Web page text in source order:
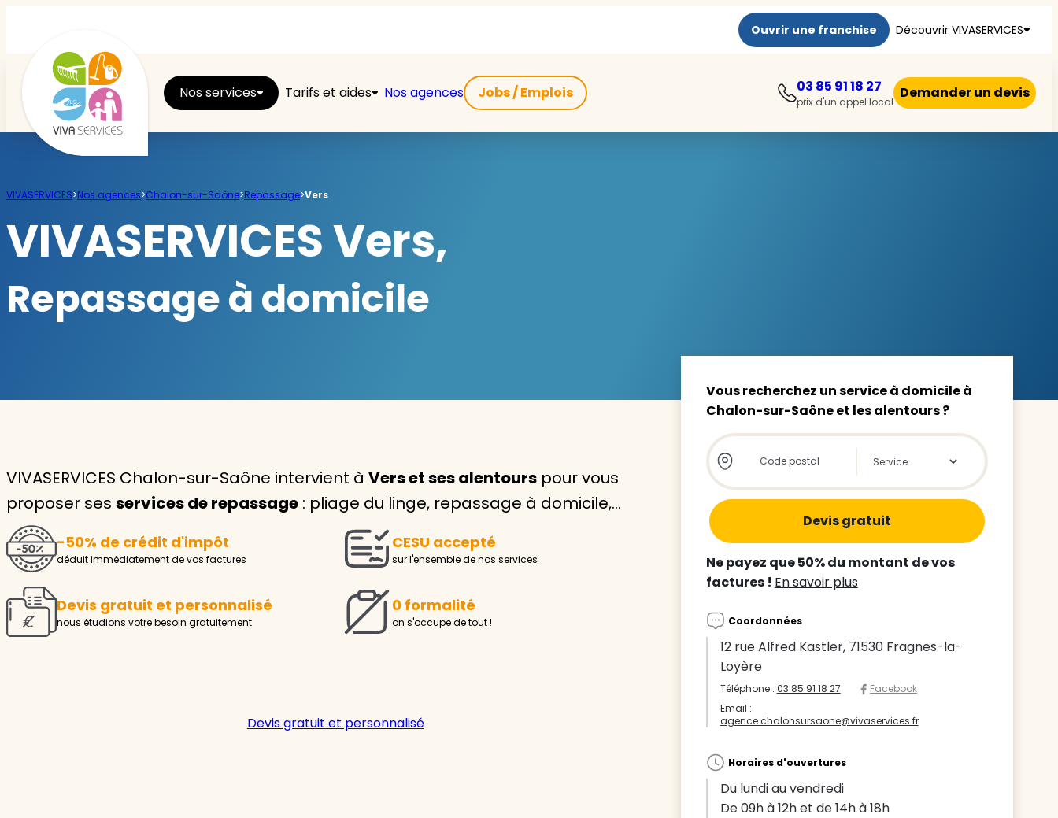
Ouvrir une franchise Découvrir VIVASERVICES
Nos services Tarifs et aides Nos agences Jobs / Emplois 03 85 91 18 27
prix d'un appel local
Demander un devis
Repassage
Jardin
Seniors
Handicaps
Voir tous les services
Avec VIVASERVICES, trouvez le
service à domicile qui vous
Pour l’entretien de votre logement, la garde de votre enfant
ou l’accompagnement d’un parent, nos intervenants à
Demander un devis gratuit
Trouver mon agence
VIVASERVICES>Nos agences>Chalon-sur-Saône>Repassage>Vers
VIVASERVICES Vers,
Repassage à domicile
VIVASERVICES Chalon-sur-Saône intervient à Vers et ses alentours pour vous
proposer ses services de repassage : pliage du linge, repassage à domicile,…
-50% de crédit d'impôt
déduit immédiatement de vos factures
CESU accepté
sur l'ensemble de nos services
Devis gratuit et personnalisé
nous étudions votre besoin gratuitement
0 formalité
on s'occupe de tout !
Devis gratuit et personnalisé
Vous recherchez un service à domicile à
Chalon-sur-Saône et les alentours ?
Store locator global - Autocompletion
Rechercher
Ne payez que 50% du montant de vos
factures ! En savoir plus
Coordonnées
12 rue Alfred Kastler, 71530 Fragnes-la-
Loyère
Téléphone : 03 85 91 18 27
Facebook
Email :
agence.chalonsursaone@vivaservices.fr
Horaires d'ouvertures
Du lundi au vendredi
De 09h à 12h et de 14h à 18h